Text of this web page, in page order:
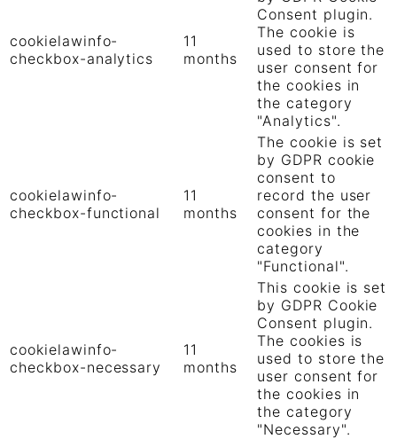
cookielawinfo-
checkbox-analytics
11
months
Consent plugin.
The cookie is
used to store the
user consent for
the cookies in
the category
"Analytics".
cookielawinfo-
checkbox-functional
11
months
The cookie is set
by GDPR cookie
consent to
record the user
consent for the
cookies in the
category
"Functional".
cookielawinfo-
checkbox-necessary
11
months
This cookie is set
by GDPR Cookie
Consent plugin.
The cookies is
used to store the
user consent for
the cookies in
the category
"Necessary".